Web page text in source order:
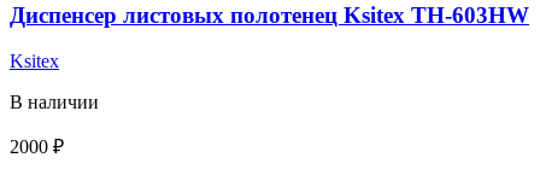
Диспенсер листовых полотенец Ksitex TH-603HW
Ksitex
В наличии
2000 ₽